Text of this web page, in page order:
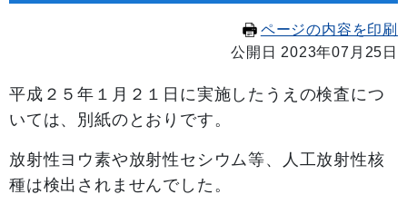
ページの内容を印刷
公開日 2023年07月25日
平成２５年１ 月２１日に実施したうえの検査につ
いては、別紙のとおりです。
放射性ヨウ素や放射性セシウム等、人工放射性核
種は検出されませんでした。